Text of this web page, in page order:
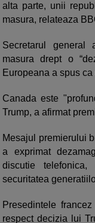
alta parte, unii
masura, relateaza
Secretarul general
masura drept o
Europeana a spus ca
Canada este
Trump, a afirmat
Mesajul premierului
a exprimat
discutie
securitatea
Presedintele
respect decizia lui